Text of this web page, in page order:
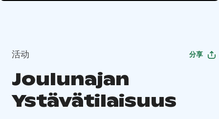
活动 分享
Joulunajan
Ystävätilaisuus